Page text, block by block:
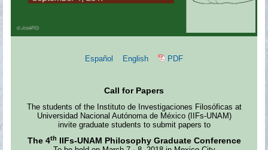
Español English PDF
Call for Papers
The students of the Instituto de Investigaciones Filosóficas at
Universidad Nacional Autónoma de México (IIFs-UNAM)
invite graduate students to submit papers to
The 4th IIFs-UNAM Philosophy Graduate Conference